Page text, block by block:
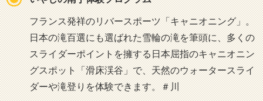
フランス発祥のリバースポーツ「キャニオニング」。
日本の滝百選にも選ばれた雪輪の滝を筆頭に、多くの
スライダーポイントを擁する日本屈指のキャニオニン
グスポット「滑床渓谷」で、天然のウォータースライ
ダーや滝登りを体験できます。＃川